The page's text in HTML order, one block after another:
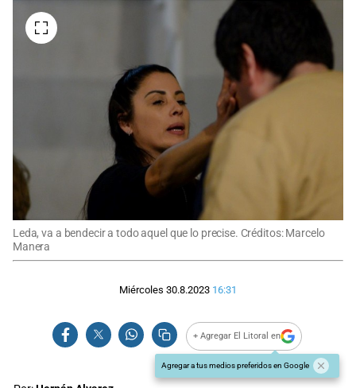
Leda, va a bendecir a todo aquel que lo precise. Créditos: Marcelo
Manera
Miércoles 30.8.2023 16:31
+ Agregar El Litoral en
Agregar a tus medios preferidos en Google